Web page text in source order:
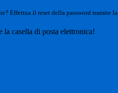
Effettua il reset della password tramite la
casella di posta elettronica!